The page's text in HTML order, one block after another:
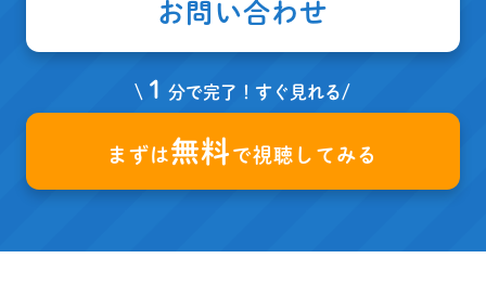
お問い合わせ
\ １分で完了！すぐ見れる/
まずは無料 で視聴してみる